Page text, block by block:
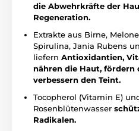
die Abwehrkräfte der
Regeneration.
Extrakte aus Birne,
Spirulina, Jania Rubens
liefern Antioxidantien,
nähren die Haut,
verbessern den Teint.
Tocopherol (Vitamin E)
Rosenblütenwasser
Radikalen.